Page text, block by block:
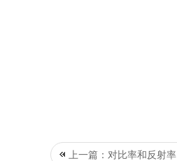
上一篇：对比率和反射率